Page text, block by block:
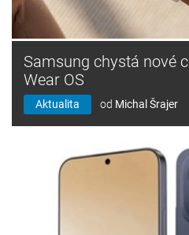
Samsung chystá nové
Wear OS
Aktualita od Michal Šrajer